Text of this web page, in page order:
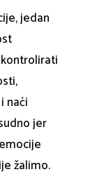
jedan
naći
jer
žalimo.